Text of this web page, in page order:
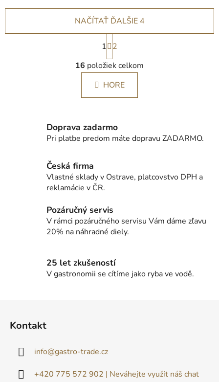
O
v
l
á
d
c
i
e
v
v
ý
p
u
NAČÍTAŤ ĎALŠIE 4
S
t
r
á
n
k
i
e
1
2
16 položiek celkom
HORE
Doprava zadarmo
Pri platbe predom máte dopravu ZADARMO.
Česká firma
Vlastné sklady v Ostrave, platcovstvo DPH a
reklamácie v ČR.
Pozáručný servis
V rámci pozáručného servisu Vám dáme zľavu
20% na náhradné diely.
25 let zkušeností
V gastronomii se cítíme jako ryba ve vodě.
Kontakt
info@gastro-trade.cz
+420 775 572 902 | Neváhejte využít náš chat